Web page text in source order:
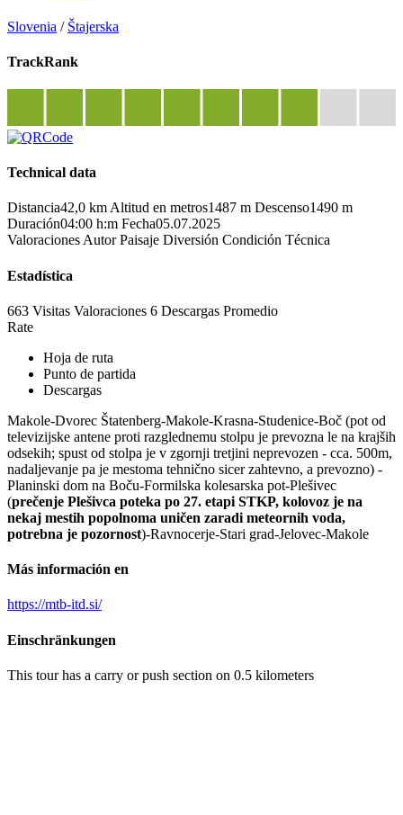
Slovenia / Štajerska
TrackRank
Technical data
Distancia42,0 km Altitud en metros1487 m Descenso1490 m
Duración04:00 h:m Fecha05.07.2025
Valoraciones Autor Paisaje Diversión Condición Técnica
Estadística
663 Visitas Valoraciones 6 Descargas Promedio
Rate
Hoja de ruta
Punto de partida
Descargas
Makole-Dvorec Štatenberg-Makole-Krasna-Studenice-Boč (pot od
televizijske antene proti razglednemu stolpu je prevozna le na krajših
odsekih; spust od stolpa je v zgornji tretjini neprevozen - cca. 500m,
nadaljevanje pa je mestoma tehnično sicer zahtevno, a prevozno) -
Planinski dom na Boču-Formilska kolesarska pot-Plešivec
(prečenje Plešivca poteka po 27. etapi STKP, kolovoz je na
nekaj mestih popolnoma uničen zaradi meteornih voda,
potrebna je pozornost)-Ravnocerje-Stari grad-Jelovec-Makole
Más información en
https://mtb-itd.si/
Einschränkungen
This tour has a carry or push section on 0.5 kilometers